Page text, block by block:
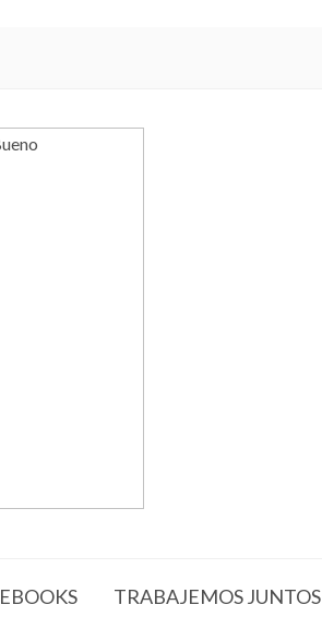
EBOOKS TRABAJEMOS JUNTOS